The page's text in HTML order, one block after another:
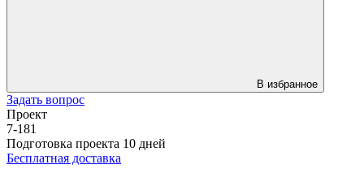
В избранное
Задать вопрос
Проект
7-181
Подготовка проекта 10 дней
Бесплатная доставка